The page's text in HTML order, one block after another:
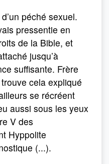
péché sexuel.
pressentie en
de la Bible, et
jusqu’à
suffisante. Frère
trouve cela expliqué
se récréent
aussi sous les yeux
V des
Hyppolite
(...).